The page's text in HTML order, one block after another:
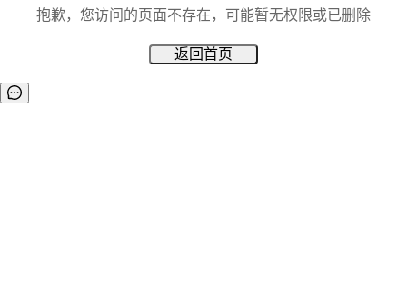
抱歉，您访问的页面不存在，可能暂无权限或已删除
返回首页